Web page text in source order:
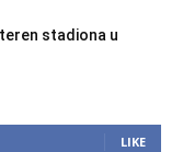
stadiona u
LIKE